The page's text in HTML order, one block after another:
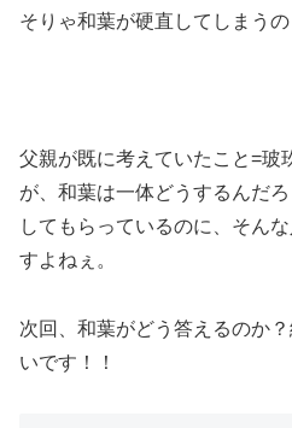
そりゃ和葉が硬直してしまうの
父親が既に考えていたこと=玻
が、和葉は一体どうするんだ
してもらっているのに、そん
すよねぇ。
次回、和葉がどう答えるのか
いです！！